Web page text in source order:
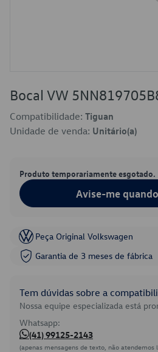
Bocal VW
Compatibilidade: Tiguan
Unidade de venda: Unitário(a)
Produto temporariamente esgotado.
Avise-me
Peça Original Volkswagen
Garantia de 3 meses de fábrica
Tem dúvidas sobre a
Nossa equipe especializada está
Whatsapp:
(41) 99125-2143
(apenas mensagens de texto, não atendemos